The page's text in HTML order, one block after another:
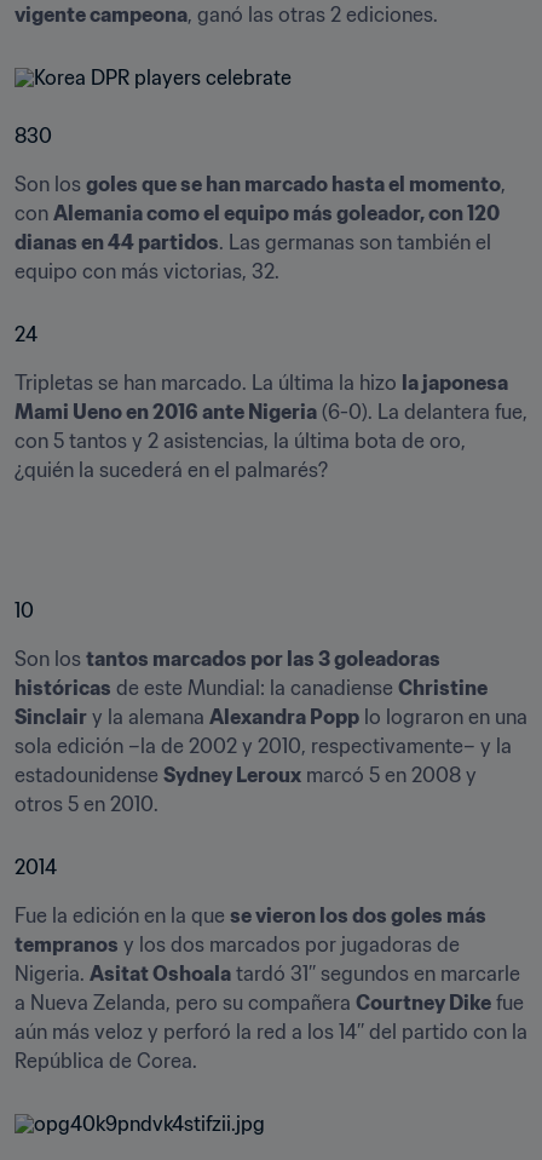
vigente campeona, ganó las otras 2 ediciones.
830
Son los goles que se han marcado hasta el momento,
con Alemania como el equipo más goleador, con 120
dianas en 44 partidos. Las germanas son también el
equipo con más victorias, 32.
24
Tripletas se han marcado. La última la hizo la japonesa
Mami Ueno en 2016 ante Nigeria (6-0). La delantera fue,
con 5 tantos y 2 asistencias, la última bota de oro,
¿quién la sucederá en el palmarés?
10
Son los tantos marcados por las 3 goleadoras
históricas de este Mundial: la canadiense Christine
Sinclair y la alemana Alexandra Popp lo lograron en una
sola edición –la de 2002 y 2010, respectivamente– y la
estadounidense Sydney Leroux marcó 5 en 2008 y
otros 5 en 2010.
2014
Fue la edición en la que se vieron los dos goles más
tempranos y los dos marcados por jugadoras de
Nigeria. Asitat Oshoala tardó 31’’ segundos en marcarle
a Nueva Zelanda, pero su compañera Courtney Dike fue
aún más veloz y perforó la red a los 14’’ del partido con la
República de Corea.